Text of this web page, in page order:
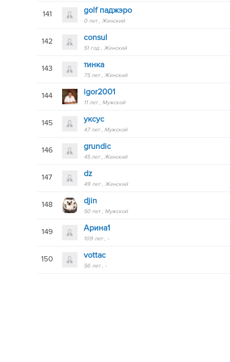
141 golf паджэро
0 лет Женский
142 consul
51 год Женский
143 тинка
75 лет Женский
144 igor2001
11 лет Мужской
145 уксус
47 лет Мужской
146 grundic
45 лет Женский
147 dz
49 лет Женский
148 djin
50 лет Мужской
149 Арина1
109 лет -
150 vottac
56 лет -